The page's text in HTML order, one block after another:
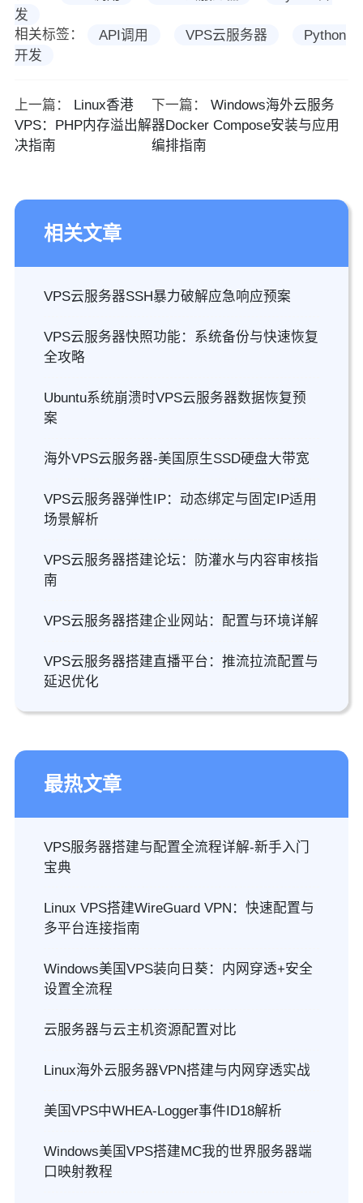
发
相关标签：
API调用 VPS云服务器
Python
开发
上一篇：
Linux香港
VPS：PHP内存溢出解
决指南
下一篇：
Windows海外云服务
器Docker Compose安装与应用
编排指南
相关文章
VPS云服务器SSH暴力破解应急响应预案
VPS云服务器快照功能：系统备份与快速恢复
全攻略
Ubuntu系统崩溃时VPS云服务器数据恢复预
案
海外VPS云服务器-美国原生SSD硬盘大带宽
VPS云服务器弹性IP：动态绑定与固定IP适用
场景解析
VPS云服务器搭建论坛：防灌水与内容审核指
南
VPS云服务器搭建企业网站：配置与环境详解
VPS云服务器搭建直播平台：推流拉流配置与
延迟优化
最热文章
VPS服务器搭建与配置全流程详解-新手入门
宝典
Linux VPS搭建WireGuard VPN：快速配置与
多平台连接指南
Windows美国VPS装向日葵：内网穿透+安全
设置全流程
云服务器与云主机资源配置对比
Linux海外云服务器VPN搭建与内网穿透实战
美国VPS中WHEA-Logger事件ID18解析
Windows美国VPS搭建MC我的世界服务器端
口映射教程